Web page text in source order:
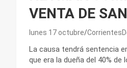
VENTA DE
lunes 17 octubre
La causa tendrá sentencia
que era la dueña del 40%